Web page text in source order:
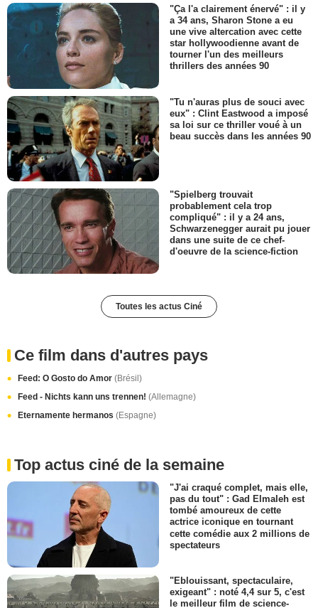
"Ça l'a clairement énervé" : il y
a 34 ans, Sharon Stone a eu
une vive altercation avec cette
star hollywoodienne avant de
tourner l'un des meilleurs
thrillers des années 90
"Tu n'auras plus de souci avec
eux" : Clint Eastwood a imposé
sa loi sur ce thriller voué à un
beau succès dans les années 90
"Spielberg trouvait
probablement cela trop
compliqué" : il y a 24 ans,
Schwarzenegger aurait pu jouer
dans une suite de ce chef-
d'oeuvre de la science-fiction
Toutes les actus Ciné
Ce film dans d'autres pays
Feed: O Gosto do Amor (Brésil)
Feed - Nichts kann uns trennen! (Allemagne)
Eternamente hermanos (Espagne)
Top actus ciné de la semaine
"J'ai craqué complet, mais elle,
pas du tout" : Gad Elmaleh est
tombé amoureux de cette
actrice iconique en tournant
cette comédie aux 2 millions de
spectateurs
"Eblouissant, spectaculaire,
exigeant" : noté 4,4 sur 5, c'est
le meilleur film de science-